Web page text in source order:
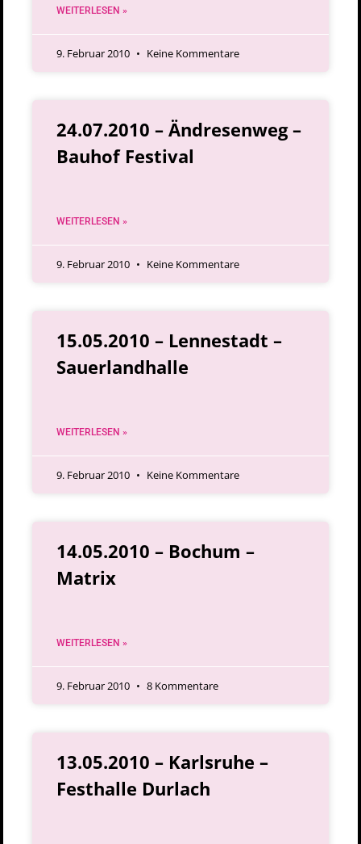
WEITERLESEN »
9. Februar 2010 Keine Kommentare
24.07.2010 – Ändresenweg –
Bauhof Festival
WEITERLESEN »
9. Februar 2010 Keine Kommentare
15.05.2010 – Lennestadt –
Sauerlandhalle
WEITERLESEN »
9. Februar 2010 Keine Kommentare
14.05.2010 – Bochum –
Matrix
WEITERLESEN »
9. Februar 2010 8 Kommentare
13.05.2010 – Karlsruhe –
Festhalle Durlach